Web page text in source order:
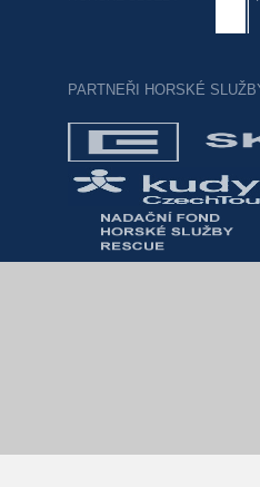
PARTNEŘI HORSKÉ